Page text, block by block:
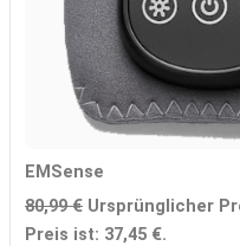
EMSense
80,99€ Ursprünglicher
Preis ist: 37,45 €.